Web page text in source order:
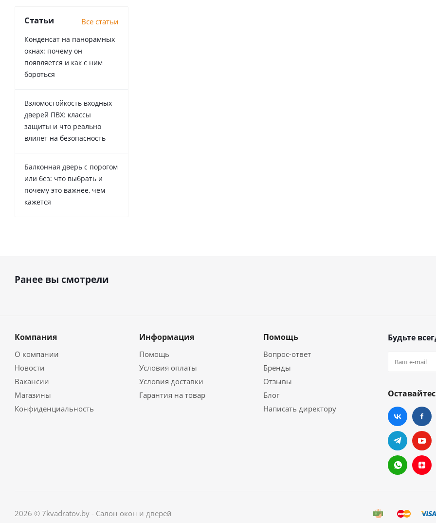
Статьи Все статьи
Конденсат на панорамных
окнах: почему он
появляется и как с ним
бороться
Взломостойкость входных
дверей ПВХ: классы
защиты и что реально
влияет на безопасность
Балконная дверь с порогом
или без: что выбрать и
почему это важнее, чем
кажется
Ранее вы смотрели
Компания
О компании
Новости
Вакансии
Магазины
Конфиденциальность
Информация
Помощь
Условия оплаты
Условия доставки
Гарантия на товар
Помощь
Вопрос-ответ
Бренды
Отзывы
Блог
Написать директору
Будьте
2026 © 7kvadratov.by - Салон окон и дверей